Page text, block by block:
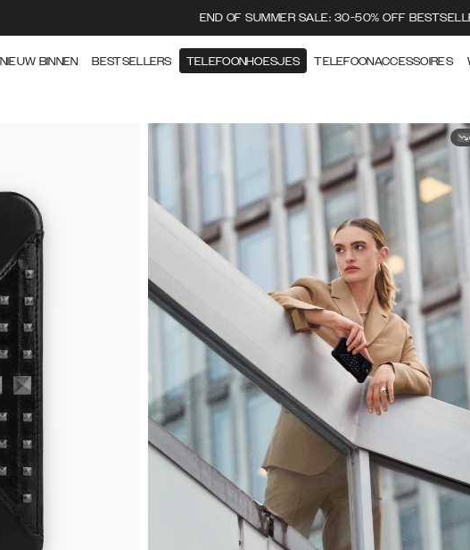
END OF SUMMER SALE: 30-50% OFF
NIEUW BINNEN BESTSELLERS TELEFOONHOESJES TELEFOONACCESSOIRES